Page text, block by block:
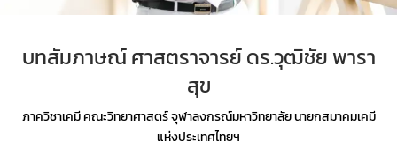
บทสัมภาษณ์ ศาสตราจารย์ ดร.วุฒิชัย พารา
สุข
ภาควิชาเคมี คณะวิทยาศาสตร์ จุฬาลงกรณ์มหาวิทยาลัย นายกสมาคมเคมี
แห่งประเทศไทยฯ